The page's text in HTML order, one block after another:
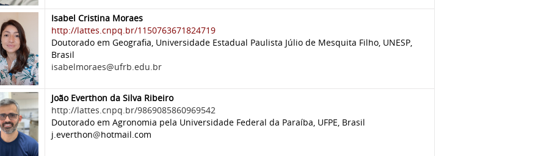
Isabel Cristina Moraes
http://lattes.cnpq.br/1150763671824719
Doutorado em Geografia, Universidade Estadual Paulista Júlio de Mesquita Filho, UNESP,
Brasil
isabelmoraes@ufrb.edu.br
João Everthon da Silva Ribeiro
http://lattes.cnpq.br/9869085860969542
Doutorado em Agronomia pela Universidade Federal da Paraíba, UFPE, Brasil
j.everthon@hotmail.com